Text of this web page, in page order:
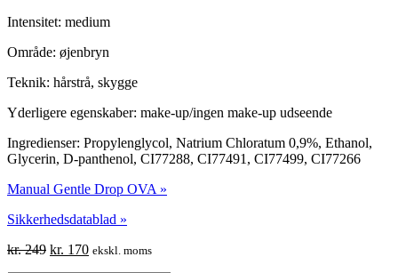
Intensitet: medium
Område: øjenbryn
Teknik: hårstrå, skygge
Yderligere egenskaber: make-up/ingen make-up udseende
Ingredienser: Propylenglycol, Natrium Chloratum 0,9%, Ethanol,
Glycerin, D-panthenol, CI77288, CI77491, CI77499, CI77266
Manual Gentle Drop OVA »
Sikkerhedsdatablad »
kr.249 Original
kr. 170Current
ekskl. moms